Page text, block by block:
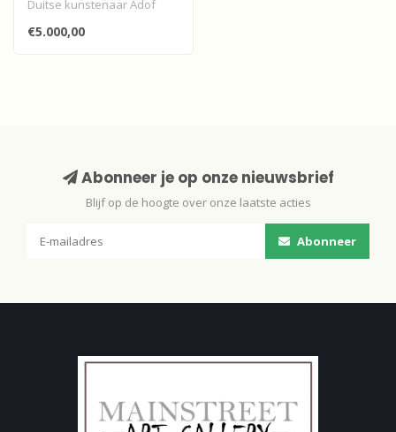
Duitse kunstenaar Adof
Stademan met schetsen en
aquarellen..
€5.000,00
Abonneer je op onze nieuwsbrief
Blijf op de hoogte over onze laatste acties
Abonneer